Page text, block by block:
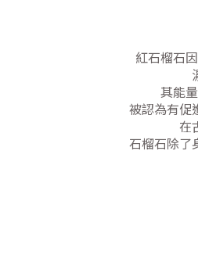
紅石榴石
其能
被認為有促
在
石榴石除了